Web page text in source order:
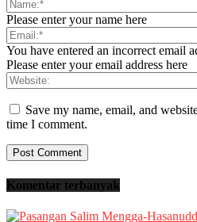
Please enter your name here
You have entered an incorrect email
Please enter your email address here
Save my name, email, and
time I comment.
Komentar terbanyak